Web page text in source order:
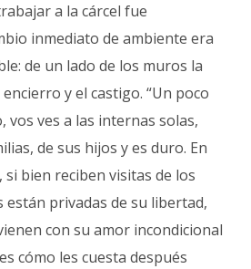
a la cárcel fue
inmediato de ambiente era
de un lado de los muros la
y el castigo. “Un poco
vos ves a las internas solas,
de sus hijos y es duro. En
si bien reciben visitas de los
están privadas de su libertad,
con su amor incondicional
cómo les cuesta después